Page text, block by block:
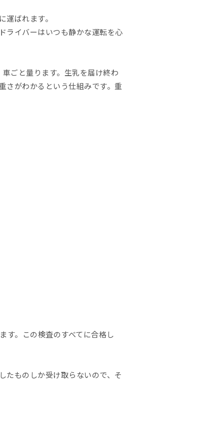
ばれます。
ライバーはいつも静かな運転を心
ごと量ります。生乳を届け終わ
さがわかるという仕組みです。重
す。この検査のすべてに合格し
たものしか受け取らないので、そ